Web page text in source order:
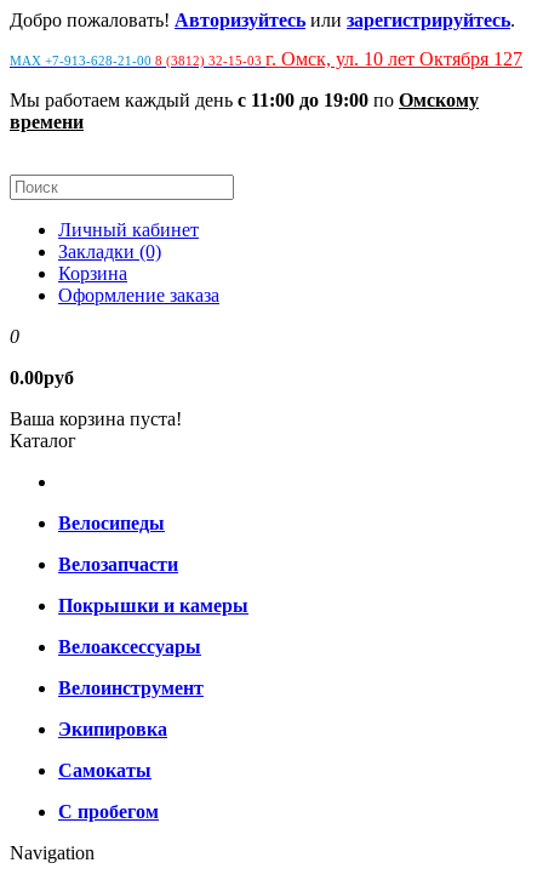
Добро пожаловать! Авторизуйтесь или зарегистрируйтесь.
MAX +7-913-628-21-00 8 (3812) 32-15-03 г. Омск, ул. 10 лет Октября 127
Мы работаем каждый день с 11:00 до 19:00 по Омскому
времени
Личный кабинет
Закладки (0)
Корзина
Оформление заказа
0
0.00руб
Ваша корзина пуста!
Каталог
Велосипеды
Велозапчасти
Покрышки и камеры
Велоаксессуары
Велоинструмент
Экипировка
Самокаты
С пробегом
Navigation